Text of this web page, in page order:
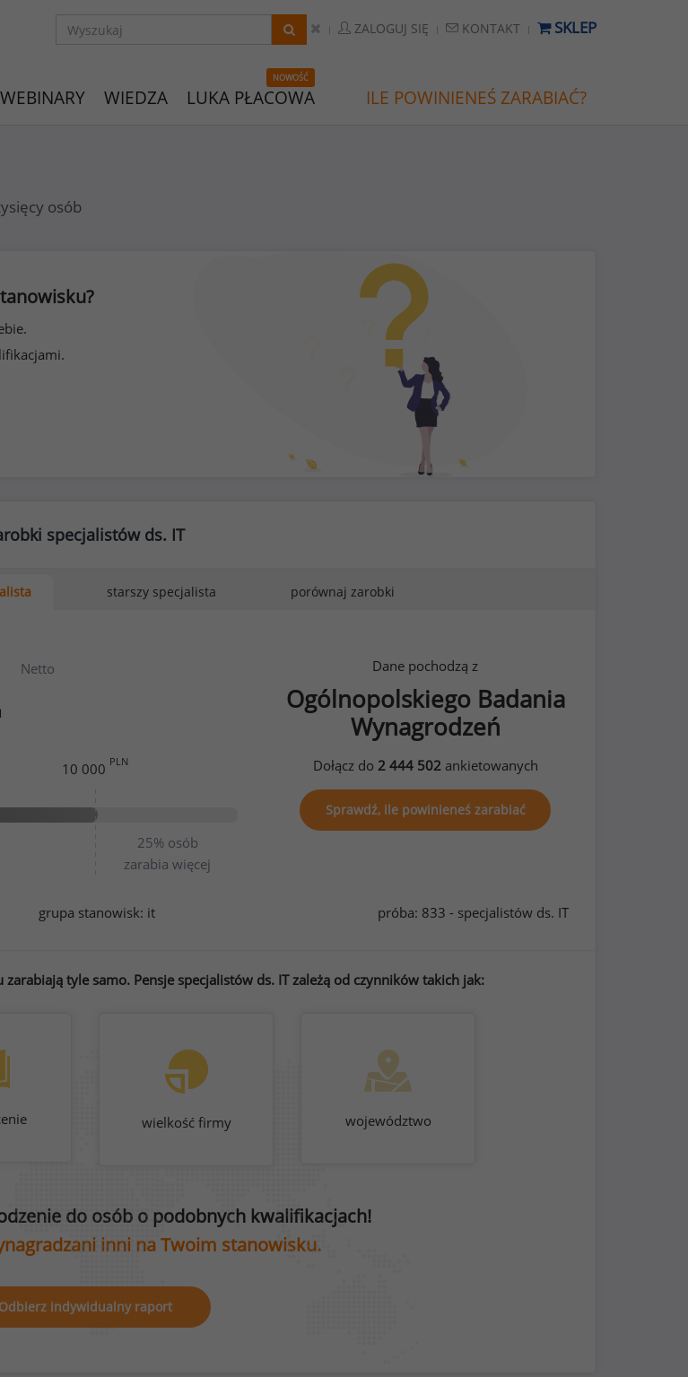
ZALOGUJ SIĘ KONTAKT SKLEP
WEBINARY WIEDZA
NOWOŚĆ
LUKA PŁACOWA ILE POWINIENEŚ ZARABIAĆ?
osób
specjalistów ds. IT
starszy specjalista porównaj zarobki
Netto
25% osób
zarabia więcej
10 000 PLN
Dane pochodzą z
Ogólnopolskiego Badania
Wynagrodzeń
Dołącz do 2 444 502ankietowanych
Sprawdź, ile powinieneś zarabiać
grupa stanowisk: it próba: 833 - specjalistów ds. IT
tyle samo. Pensje specjalistów ds. IT zależą od czynników takich jak:
wielkość firmy województwo
do osób o podobnych kwalifikacjach!
inni na Twoim stanowisku.
Odbierz indywidualny raport